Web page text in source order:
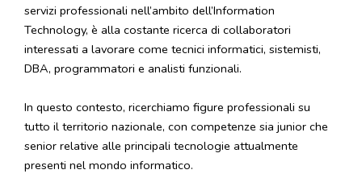
servizi professionali nell’ambito dell’Information
Technology, è alla costante ricerca di collaboratori
interessati a lavorare come tecnici informatici, sistemisti,
DBA, programmatori e analisti funzionali.
In questo contesto, ricerchiamo figure professionali su
tutto il territorio nazionale, con competenze sia junior che
senior relative alle principali tecnologie attualmente
presenti nel mondo informatico.